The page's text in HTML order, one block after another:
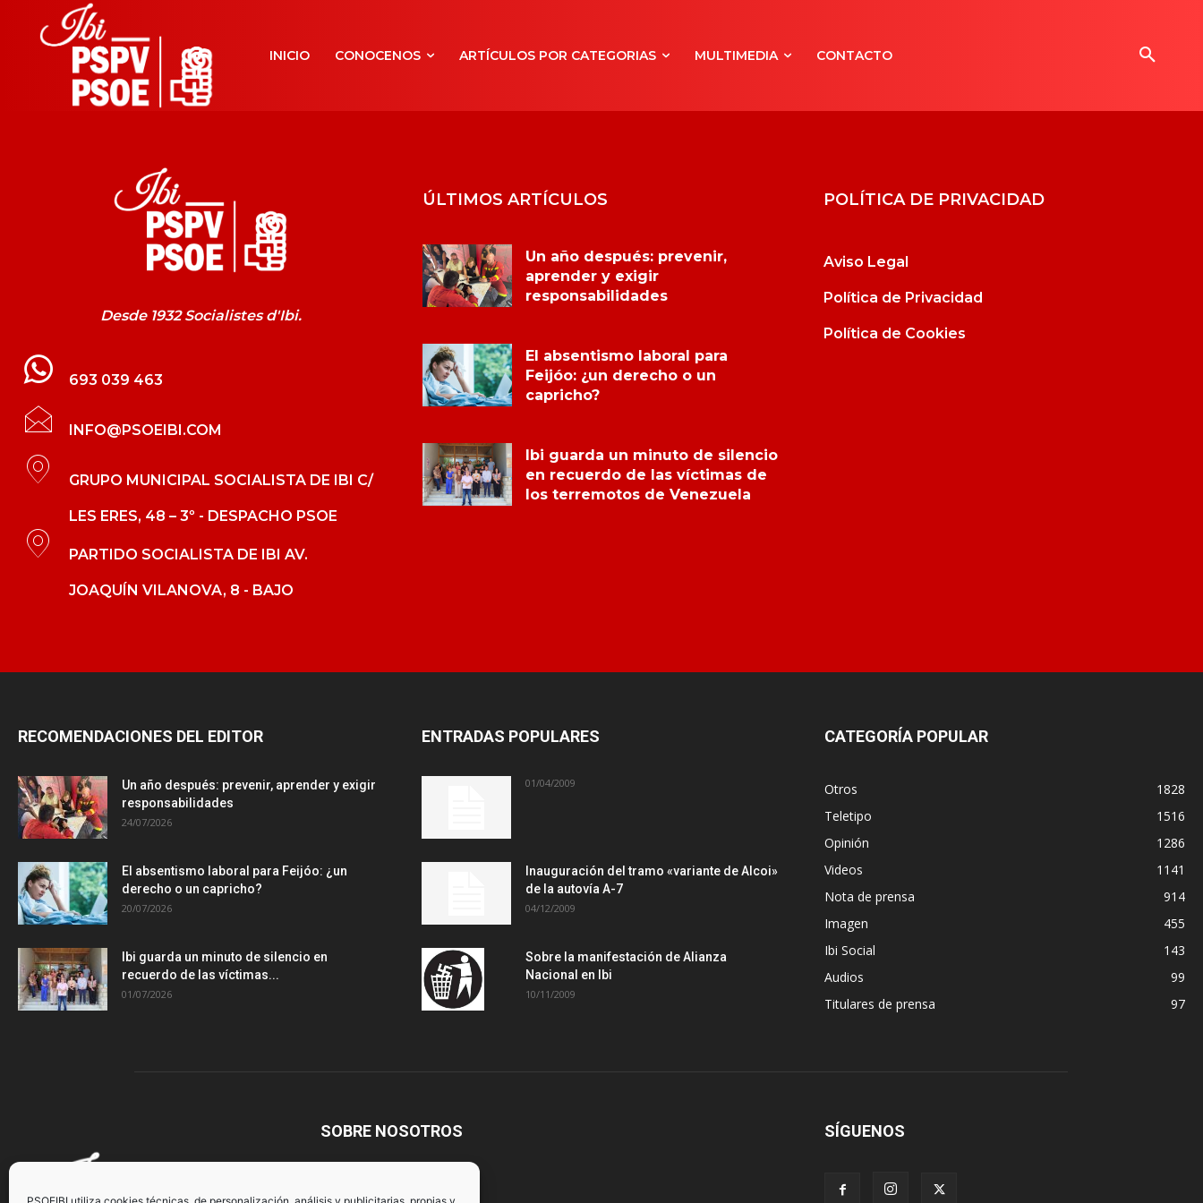
INICIO CONOCENOS ARTÍCULOS POR CATEGORIAS MULTIMEDIA CONTACTO
Desde 1932 Socialistes d'Ibi.
693 039 463
INFO@PSOEIBI.COM
GRUPO MUNICIPAL SOCIALISTA DE IBI C/
LES ERES, 48 – 3º - DESPACHO PSOE
PARTIDO SOCIALISTA DE IBI AV.
JOAQUÍN VILANOVA, 8 - BAJO
ÚLTIMOS ARTÍCULOS
Un año después: prevenir,
aprender y exigir
responsabilidades
El absentismo laboral para
Feijóo: ¿un derecho o un
capricho?
Ibi guarda un minuto de silencio
en recuerdo de las víctimas de
los terremotos de Venezuela
POLÍTICA DE PRIVACIDAD
Aviso Legal
Política de Privacidad
Política de Cookies
RECOMENDACIONES DEL EDITOR
Un año después: prevenir, aprender y exigir
responsabilidades
24/07/2026
El absentismo laboral para Feijóo: ¿un
derecho o un capricho?
20/07/2026
Ibi guarda un minuto de silencio en
recuerdo de las víctimas...
01/07/2026
ENTRADAS POPULARES
01/04/2009
Inauguración del tramo «variante de Alcoi»
de la autovía A-7
04/12/2009
Sobre la manifestación de Alianza
Nacional en Ibi
10/11/2009
CATEGORÍA POPULAR
Otros
1828
Teletipo
1516
Opinión
1286
Videos
1141
Nota de prensa
914
Imagen
455
Ibi Social
143
Audios
99
Titulares de prensa
97
SOBRE NOSOTROS SÍGUENOS